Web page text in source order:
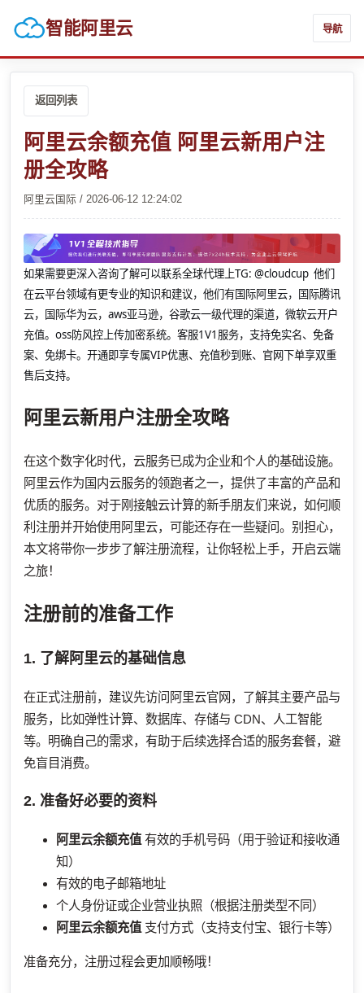
智能阿里云 导航
返回列表
阿里云余额充值 阿里云新用户注
册全攻略
阿里云国际 / 2026-06-12 12:24:02
如果需要更深入咨询了解可以联系全球代理上TG: @cloudcup 他们
在云平台领域有更专业的知识和建议，他们有国际阿里云，国际腾讯
云，国际华为云，aws亚马逊，谷歌云一级代理的渠道，微软云开户
充值。oss防风控上传加密系统。客服1V1服务，支持免实名、免备
案、免绑卡。开通即享专属VIP优惠、充值秒到账、官网下单享双重
售后支持。
阿里云新用户注册全攻略
在这个数字化时代，云服务已成为企业和个人的基础设施。
阿里云作为国内云服务的领跑者之一，提供了丰富的产品和
优质的服务。对于刚接触云计算的新手朋友们来说，如何顺
利注册并开始使用阿里云，可能还存在一些疑问。别担心，
本文将带你一步步了解注册流程，让你轻松上手，开启云端
之旅！
注册前的准备工作
1. 了解阿里云的基础信息
在正式注册前，建议先访问阿里云官网，了解其主要产品与
服务，比如弹性计算、数据库、存储与 CDN、人工智能
等。明确自己的需求，有助于后续选择合适的服务套餐，避
免盲目消费。
2. 准备好必要的资料
阿里云余额充值 有效的手机号码（用于验证和接收通
知）
有效的电子邮箱地址
个人身份证或企业营业执照（根据注册类型不同）
阿里云余额充值 支付方式（支持支付宝、银行卡等）
准备充分，注册过程会更加顺畅哦！